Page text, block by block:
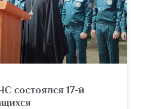
состоялся 17-й